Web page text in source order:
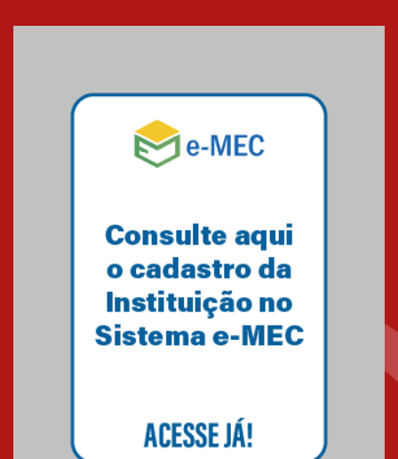
Mackenzie mobiliza campanha
solidária para apoiar famílias em
Minas Gerais
Primeiro culto do ano ressalta o
27.02.2026